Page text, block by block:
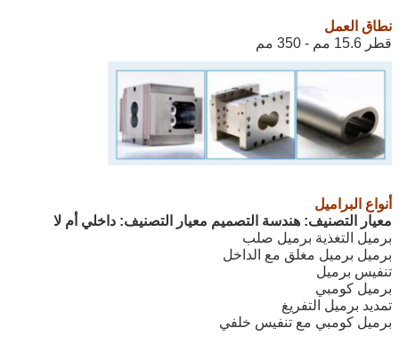
نطاق العمل
قطر 15.6 مم - 350 مم
أنواع البراميل
معيار التصنيف: هندسة التصميم معيار التصنيف: داخلي أم لا
برميل التغذية برميل صلب
برميل برميل مغلق مع الداخل
تنفيس برميل
برميل كومبي
تمديد برميل التفريغ
برميل كومبي مع تنفيس خلفي